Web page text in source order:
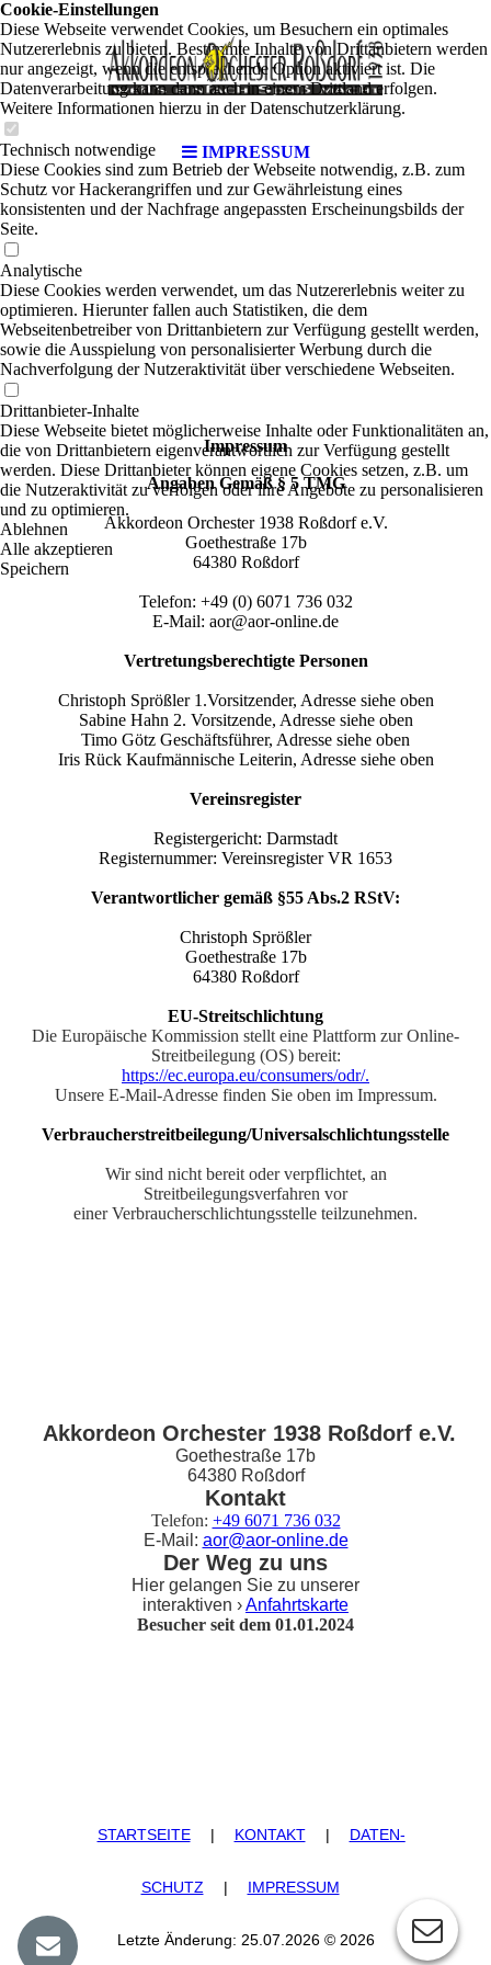
IMPRESSUM
Impressum
Angaben Gemäß § 5 TMG
Akkordeon Orchester 1938 Roßdorf e.V.
Goethestraße 17b
64380 Roßdorf
Telefon: +49 (0) 6071 736 032
E-Mail: aor@aor-online.de
Vertretungsberechtigte Personen
Christoph Sprößler 1.Vorsitzender, Adresse siehe oben
Sabine Hahn 2. Vorsitzende, Adresse siehe oben
Timo Götz Geschäftsführer, Adresse siehe oben
Iris Rück Kaufmännische Leiterin, Adresse siehe oben
Vereinsregister
Registergericht: Darmstadt
Registernummer: Vereinsregister VR 1653
Verantwortlicher gemäß §55 Abs.2 RStV:
Christoph Sprößler
Goethestraße 17b
64380 Roßdorf
EU-Streitschlichtung
Die Europäische Kommission stellt eine Plattform zur Online-
Streitbeilegung (OS) bereit:
https://ec.europa.eu/consumers/odr/.
Unsere E-Mail-Adresse finden Sie oben im Impressum.
Verbraucherstreitbeilegung/Universalschlichtungsstelle
Wir sind nicht bereit oder verpflichtet, an
Streitbeilegungsverfahren vor
einer Verbraucherschlichtungsstelle teilzunehmen.
Akkordeon Orchester 1938 Roßdorf e.V.
Goethestraße 17b
64380 Roßdorf
Kontakt
Telefon: +49 6071 736 032
E-Mail: aor@aor-online.de
Der Weg zu uns
Hier gelangen Sie zu unserer
interaktiven ›Anfahrtskarte
Besucher seit dem 01.01.2024
STARTSEITE | KONTAKT | DATEN­
SCHUTZ | IMPRESSUM
Letzte Änderung: 25.07.2026 © 2026
Cookie-Einstellungen
Diese Webseite verwendet Cookies, um Besuchern ein optimales
Nutzererlebnis zu bieten. Bestimmte Inhalte von Drittanbietern werden
nur angezeigt, wenn die entsprechende Option aktiviert ist. Die
Datenverarbeitung kann dann auch in einem Drittland erfolgen.
Weitere Informationen hierzu in der Datenschutzerklärung.
Technisch notwendige
Diese Cookies sind zum Betrieb der Webseite notwendig, z.B. zum
Schutz vor Hackerangriffen und zur Gewährleistung eines
konsistenten und der Nachfrage angepassten Erscheinungsbilds der
Seite.
Analytische
Diese Cookies werden verwendet, um das Nutzererlebnis weiter zu
optimieren. Hierunter fallen auch Statistiken, die dem
Webseitenbetreiber von Drittanbietern zur Verfügung gestellt werden,
sowie die Ausspielung von personalisierter Werbung durch die
Nachverfolgung der Nutzeraktivität über verschiedene Webseiten.
Drittanbieter-Inhalte
Diese Webseite bietet möglicherweise Inhalte oder Funktionalitäten an,
die von Drittanbietern eigenverantwortlich zur Verfügung gestellt
werden. Diese Drittanbieter können eigene Cookies setzen, z.B. um
die Nutzeraktivität zu verfolgen oder ihre Angebote zu personalisieren
und zu optimieren.
Ablehnen
Alle akzeptieren
Speichern